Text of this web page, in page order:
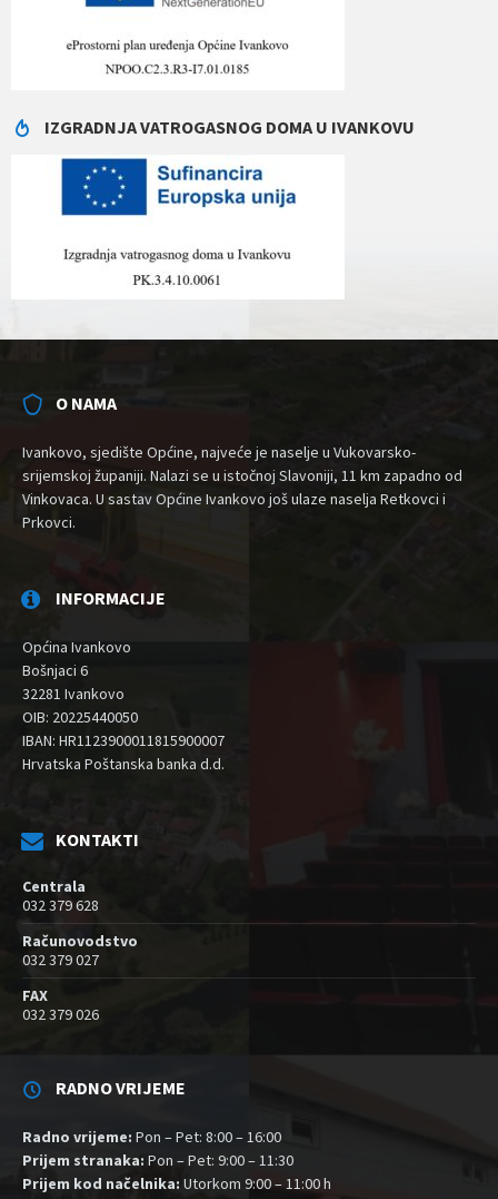
IZGRADNJA VATROGASNOG DOMA U IVANKOVU
O NAMA
Ivankovo, sjedište Općine, najveće je naselje u Vukovarsko-
srijemskoj županiji. Nalazi se u istočnoj Slavoniji, 11 km zapadno od
Vinkovaca. U sastav Općine Ivankovo još ulaze naselja Retkovci i
Prkovci.
INFORMACIJE
Općina Ivankovo
Bošnjaci 6
32281 Ivankovo
OIB: 20225440050
IBAN: HR1123900011815900007
Hrvatska Poštanska banka d.d.
KONTAKTI
Centrala
032 379 628
Računovodstvo
032 379 027
FAX
032 379 026
RADNO VRIJEME
Radno vrijeme: Pon – Pet: 8:00 – 16:00
Prijem stranaka: Pon – Pet: 9:00 – 11:30
Prijem kod načelnika: Utorkom 9:00 – 11:00 h